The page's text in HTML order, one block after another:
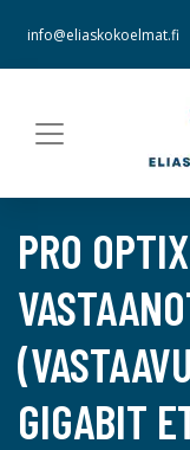
info@eliaskokoelmat.fi
PRO
GIGABIT